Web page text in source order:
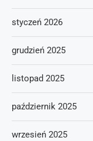
styczeń 2026
grudzień 2025
listopad 2025
październik 2025
wrzesień 2025